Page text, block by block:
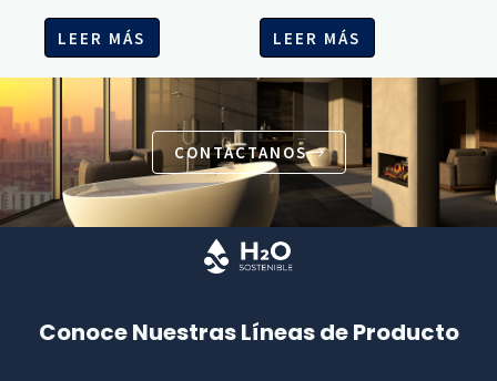
LEER MÁS LEER MÁS
CONTÁCTANOS
Conoce Nuestras Líneas de Producto